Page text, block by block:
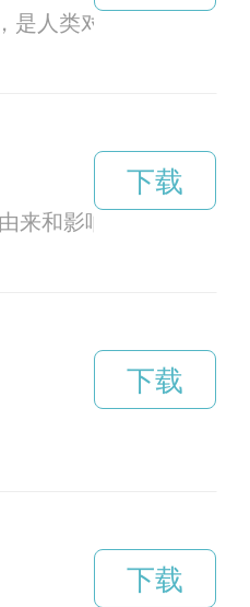
是人类对宇宙探索的重
来和影响。
下载
下载
下载